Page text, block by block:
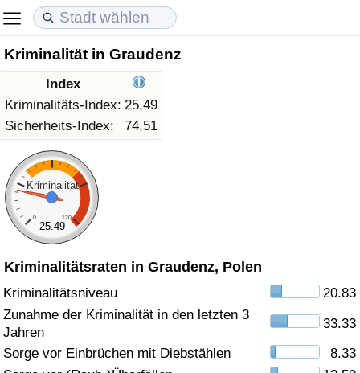
Kriminalität in Graudenz
Index
Kriminalitäts-Index: 25,49
Sicherheits-Index:
74,51
Kriminalität
0 120
25.49
Kriminalitätsraten in Graudenz, Polen
Kriminalitätsniveau
20.83
Zunahme der Kriminalität in den letzten 3
Jahren
33.33
Sorge vor Einbrüchen mit Diebstählen
8.33
Lebenshaltungskosten
Lebenshaltungskosten-Index (aktuell)
Lebenshaltungskosten-Index
Lebenshaltungskosten-Index nach Land
in Akaba
Immobilienpreise
Immobilienpreis-Index (aktuell)
Immobilienpreis-Index
Immobilienpreis-Index nach Land
Lebensqualität
Lebensqualität-Index
Lebensqualität-Index (aktuell)
Lebensqualitätsindex nach Land
Kriminalität
Kriminalitäts-Index (aktuell)
Kriminalitäts-Index
Kriminalitätsindex nach Land